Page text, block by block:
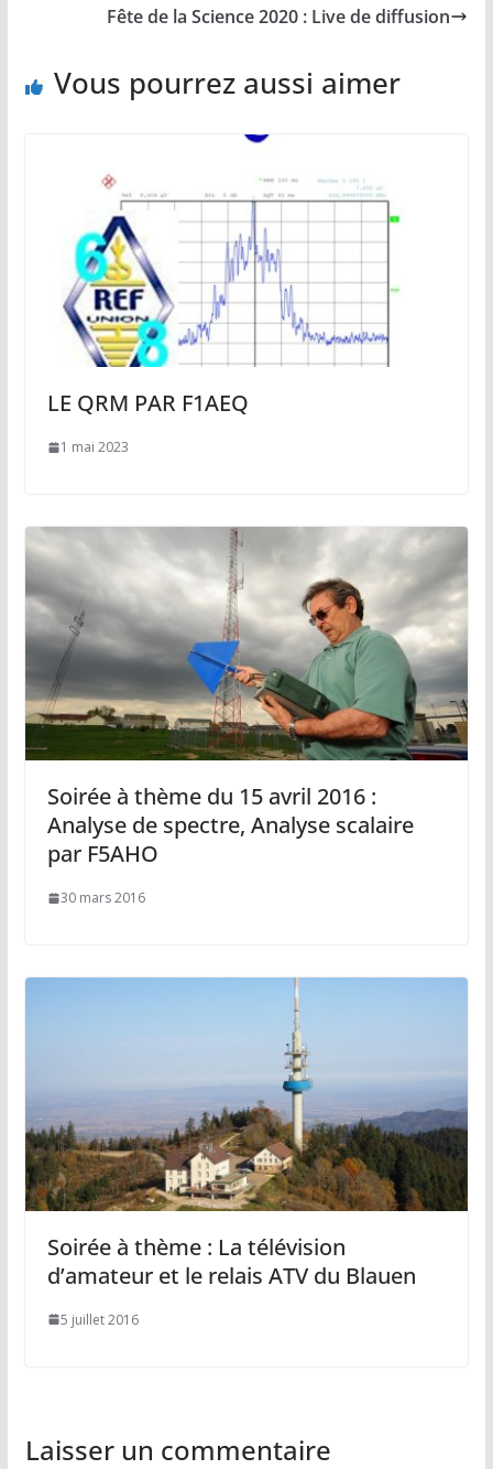
Fête de la Science 2020 : Live de diffusion
Vous pourrez aussi aimer
LE QRM PAR F1AEQ
1 mai 2023
Soirée à thème du 15 avril 2016 :
Analyse de spectre, Analyse scalaire
par F5AHO
30 mars 2016
Soirée à thème : La télévision
d’amateur et le relais ATV du Blauen
5 juillet 2016
Laisser un commentaire